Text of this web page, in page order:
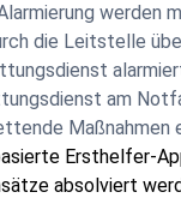
werden
die Leitstelle
am
Maßnahmen
Ersthelfer-
absolviert